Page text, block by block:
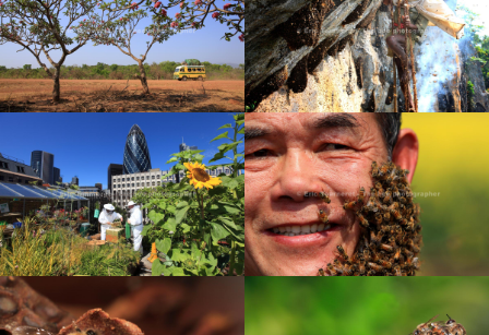
NÉPAL : LA CHASSE AU
MIEL DES HOMMES-
TIGRES
AUTOUR DE LA RUCHE
CAMEROUN : UN
PARADIS D’ABEILLES
INDE : LE MIEL DES
INTOUCHABLES